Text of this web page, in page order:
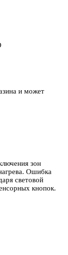
и может
зон
Ошибка
световой
кнопок.